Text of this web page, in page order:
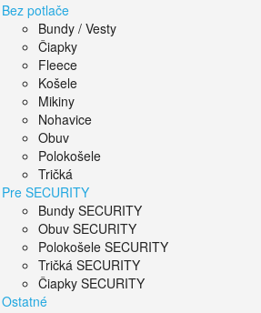
Bez potlače
Bundy / Vesty
Čiapky
Fleece
Košele
Mikiny
Nohavice
Obuv
Polokošele
Tričká
Pre SECURITY
Bundy SECURITY
Obuv SECURITY
Polokošele SECURITY
Tričká SECURITY
Čiapky SECURITY
Ostatné